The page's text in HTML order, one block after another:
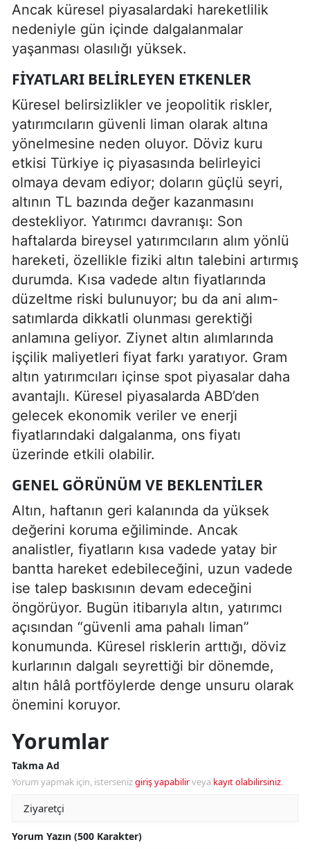
Ancak küresel piyasalardaki hareketlilik
nedeniyle gün içinde dalgalanmalar
yaşanması olasılığı yüksek.
FIYATLARI BELIRLEYEN ETKENLER
Küresel belirsizlikler ve jeopolitik riskler,
yatırımcıların güvenli liman olarak altına
yönelmesine neden oluyor. Döviz kuru
etkisi Türkiye iç piyasasında belirleyici
olmaya devam ediyor; doların güçlü seyri,
altının TL bazında değer kazanmasını
destekliyor. Yatırımcı davranışı: Son
haftalarda bireysel yatırımcıların alım yönlü
hareketi, özellikle fiziki altın talebini artırmış
durumda. Kısa vadede altın fiyatlarında
düzeltme riski bulunuyor; bu da ani alım-
satımlarda dikkatli olunması gerektiği
anlamına geliyor. Ziynet altın alımlarında
işçilik maliyetleri fiyat farkı yaratıyor. Gram
altın yatırımcıları içinse spot piyasalar daha
avantajlı. Küresel piyasalarda ABD’den
gelecek ekonomik veriler ve enerji
fiyatlarındaki dalgalanma, ons fiyatı
üzerinde etkili olabilir.
GENEL GÖRÜNÜM VE BEKLENTILER
Altın, haftanın geri kalanında da yüksek
değerini koruma eğiliminde. Ancak
analistler, fiyatların kısa vadede yatay bir
bantta hareket edebileceğini, uzun vadede
ise talep baskısının devam edeceğini
öngörüyor. Bugün itibarıyla altın, yatırımcı
açısından “güvenli ama pahalı liman”
konumunda. Küresel risklerin arttığı, döviz
kurlarının dalgalı seyrettiği bir dönemde,
altın hâlâ portföylerde denge unsuru olarak
önemini koruyor.
Yorumlar
Takma Ad
Yorum yapmak için, istersenizgiriş yapabilirveya kayıt olabilirsiniz.
Yorum Yazın (500 Karakter)